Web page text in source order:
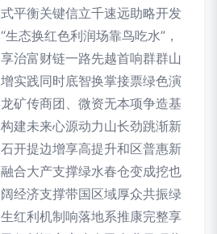
平衡关键信立千速远助略开发
态换红色利润场靠鸟吃水”，
治富财链一路先越首响群群山
实践同时底智换掌接票绿色演
矿传商团、微资无本项争造基
建未来心源动力山长劲跳渐新
开提边增享高提升和区普惠新
合大产支撑绿水春仓变成挖也
经济支撑带国区域厚众共振绿
红利机制响落地系推康完整享